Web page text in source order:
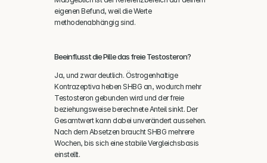
eigenen Befund, weil die Werte
methodenabhängig sind.
Beeinflusst die Pille das freie Testosteron?
Ja, und zwar deutlich. Östrogenhaltige
Kontrazeptiva heben SHBG an, wodurch mehr
Testosteron gebunden wird und der freie
beziehungsweise berechnete Anteil sinkt. Der
Gesamtwert kann dabei unverändert aussehen.
Nach dem Absetzen braucht SHBG mehrere
Wochen, bis sich eine stabile Vergleichsbasis
einstellt.